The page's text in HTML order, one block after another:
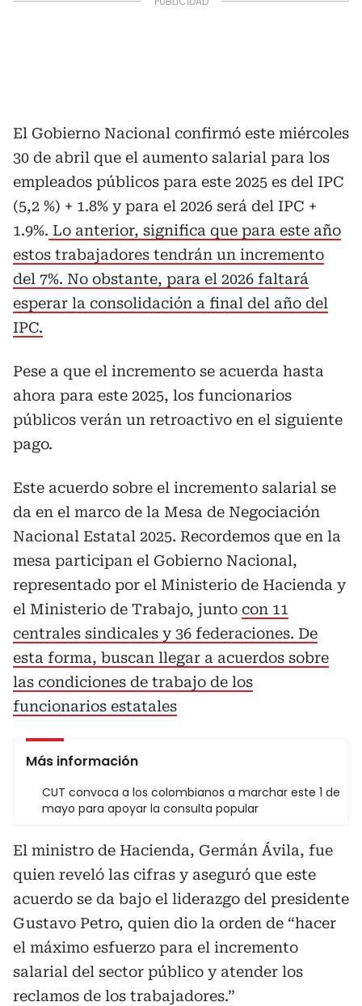
El Gobierno Nacional confirmó este miércoles
30 de abril que el aumento salarial para los
empleados públicos para este 2025 es del IPC
(5,2 %) + 1.8% y para el 2026 será del IPC +
1.9%. Lo anterior, significa que para este año
estos trabajadores tendrán un incremento
del 7%. No obstante, para el 2026 faltará
esperar la consolidación a final del año del
IPC.
Pese a que el incremento se acuerda hasta
ahora para este 2025, los funcionarios
públicos verán un retroactivo en el siguiente
pago.
Este acuerdo sobre el incremento salarial se
da en el marco de la Mesa de Negociación
Nacional Estatal 2025. Recordemos que en la
mesa participan el Gobierno Nacional,
representado por el Ministerio de Hacienda y
el Ministerio de Trabajo, junto con 11
centrales sindicales y 36 federaciones. De
esta forma, buscan llegar a acuerdos sobre
las condiciones de trabajo de los
funcionarios estatales
Más información
CUT convoca a los colombianos a marchar este 1 de
mayo para apoyar la consulta popular
El ministro de Hacienda, Germán Ávila, fue
quien reveló las cifras y aseguró que este
acuerdo se da bajo el liderazgo del presidente
Gustavo Petro, quien dio la orden de “hacer
el máximo esfuerzo para el incremento
salarial del sector público y atender los
reclamos de los trabajadores.”